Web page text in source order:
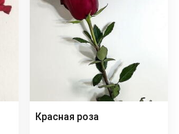
Красная роза